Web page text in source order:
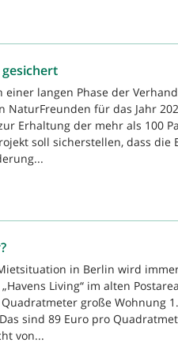
einer langen Phase der
NaturFreunden für das Jahr
Erhaltung der mehr als 100
soll sicherstellen, dass
in Berlin wird
Living“ im alten
große Wohnung
sind 89 Euro pro
von...